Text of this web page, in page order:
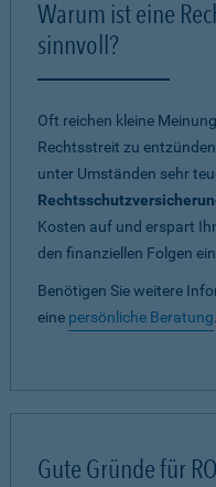
Warum ist eine
sinnvoll?
Oft reichen kleine
Rechtsstreit zu
unter Umständen sehr
Kosten auf und erspart
den finanziellen Folgen
Benötigen Sie weitere
eine persönliche Beratung.
Gute Gründe für